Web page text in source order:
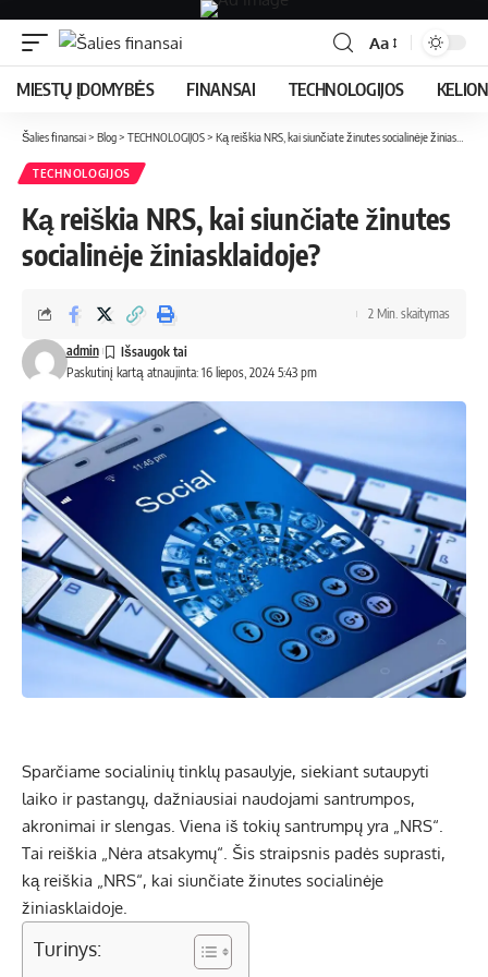
Aa
MIESTŲ ĮDOMYBĖS FINANSAI TECHNOLOGIJOS
Šalies finansai> Blog> TECHNOLOGIJOS> Ką reiškia NRS, kai siunčiate žinutes socialinėje žiniasklaidoje?
TECHNOLOGIJOS
Ką reiškia NRS, kai siunčiate žinutes
socialinėje žiniasklaidoje?
Paskutinį kartą atnaujinta: 16 liepos, 2024 5:43 pm
admin
2 Min. skaitymas
Sparčiame socialinių tinklų pasaulyje, siekiant sutaupyti
laiko ir pastangų, dažniausiai naudojami santrumpos,
akronimai ir slengas. Viena iš tokių santrumpų yra „NRS“.
Tai reiškia „Nėra atsakymų“. Šis straipsnis padės suprasti,
ką reiškia „NRS“, kai siunčiate žinutes socialinėje
žiniasklaidoje.
Turinys: